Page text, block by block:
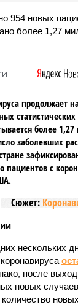
продолжает
более
заболевших
пациентов с
Сюжет:
нескольких
после
новых